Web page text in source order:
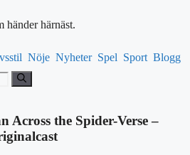
händer härnäst.
Nöje Nyheter Spel Sport Blogg
Across the Spider-Verse –